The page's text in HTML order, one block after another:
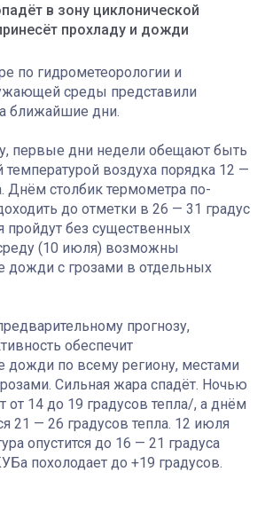
в зону циклонической
прохладу и дожди
по гидрометеорологии и
среды представили
ближайшие дни.
первые дни недели обещают быть
воздуха порядка 12 —
Днём столбик термометра по-
до отметки в 26 — 31 градус
пройдут без существенных
(10 июля) возможны
дожди с грозами в отдельных
прогнозу,
обеспечит
дожди по всему региону, местами
Сильная жара спадёт. Ночью
от 14 до 19 градусов тепла/, а днём
21 — 26 градусов тепла. 12 июля
опустится до 16 — 21 градуса
похолодает до +19 градусов.